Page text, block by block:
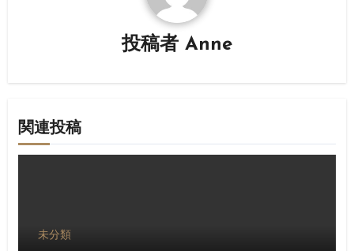
投稿者 Anne
関連投稿
未分類